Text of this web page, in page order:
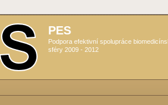
PES
Podpora efektivní spolupráce
sféry 2009 - 2012